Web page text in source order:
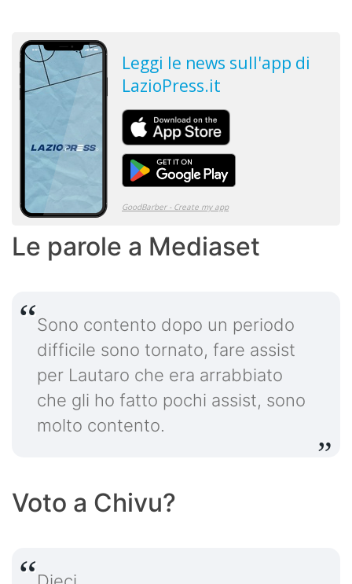
Le parole a Mediaset
Sono contento dopo un periodo
difficile sono tornato, fare assist
per Lautaro che era arrabbiato
che gli ho fatto pochi assist, sono
molto contento.
Voto a Chivu?